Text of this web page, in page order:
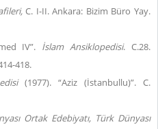
C. I-II. Ankara: Bizim Büro Yay.
IV”. İslam Ansiklopedisi. C.28.
418.
(1977). “Aziz (İstanbullu)”. C.
Ortak Edebiyatı, Türk Dünyası